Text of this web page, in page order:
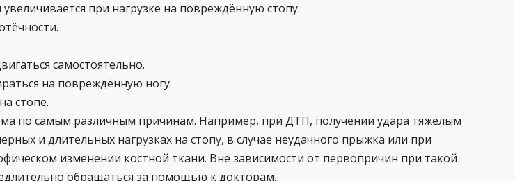
при нагрузке на повреждённую стопу.
самостоятельно.
на повреждённую ногу.
стопе.
по самым различным причинам. Например, при ДТП, получении удара тяжёлым
и длительных нагрузках на стопу, в случае неудачного прыжка или при
изменении костной ткани. Вне зависимости от первопричин при такой
обращаться за помощью к докторам.